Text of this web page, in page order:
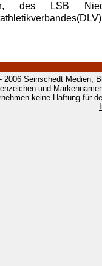
des LSB
2006 Seinschedt Medien,
und
keine Haftung für